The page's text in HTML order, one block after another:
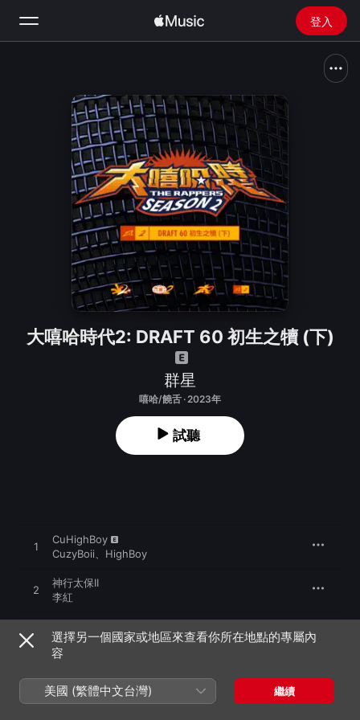
登入
新發現
安裝 Apple Music
大嘻哈時代2: DRAFT 60 初生之犢 (下)
群星
嘻哈/饒舌 · 2023年
試聽
1
CuHighBoy
CuzyBoii
HighBoy
2
神行太保II
李紅
3
BARDI
4
REX
選擇另一個國家或地區來查看你所在地點的專屬內
容
美國 (繁體中文台灣) 繼續